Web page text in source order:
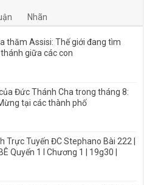
Nhãn
thăm Assisi: Thế giới đang tìm
giữa các con
Đức Thánh Cha trong tháng 8:
tại các thành phố
Trực Tuyến ĐC Stephano Bài 222 |
Quyển 1 I Chương 1 | 19g30 |